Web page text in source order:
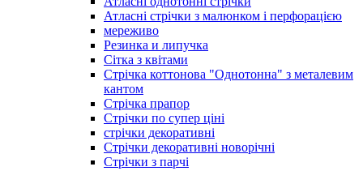
Атласні стрічки з малюнком і перфорацією
мереживо
Резинка и липучка
Сітка з квітами
Стрічка коттонова "Однотонна" з металевим
кантом
Стрічка прапор
Стрічки по супер ціні
стрічки декоративні
Стрічки декоративні новорічні
Стрічки з парчі